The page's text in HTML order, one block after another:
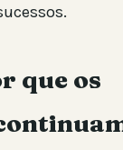
que os